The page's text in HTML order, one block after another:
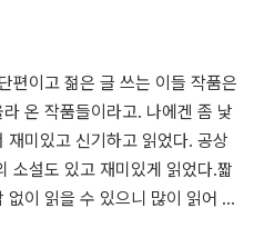
이드는 연구자 ‘온’과의 사이에
고한다.
는 쓸모없는 천에서 실을 뽑아내
에 ‘직녀’라 불리게 된다. 이 수
겸 뜨개 교실을 열었는데, 가난
편이고 젊은 글 쓰는 이들 작품은
온 작품들이라고. 나에겐 좀 낯
미있고 신기하고 읽었다. 공상
소설도 있고 재미있게 읽었다.짧
이 읽을 수 있으니 많이 읽어 보